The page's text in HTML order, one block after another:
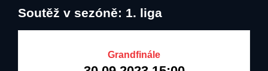
Soutěž v sezóně: 1. liga
Grandfinále